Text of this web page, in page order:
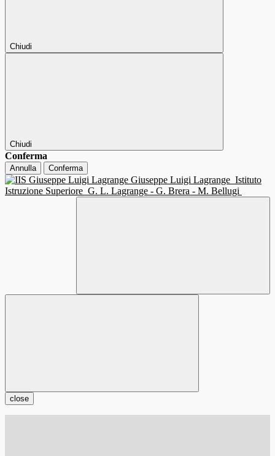
Chiudi
Chiudi
Conferma
Annulla Conferma
Giuseppe Luigi Lagrange Istituto
Istruzione Superiore G. L. Lagrange - G. Brera - M. Bellugi
close